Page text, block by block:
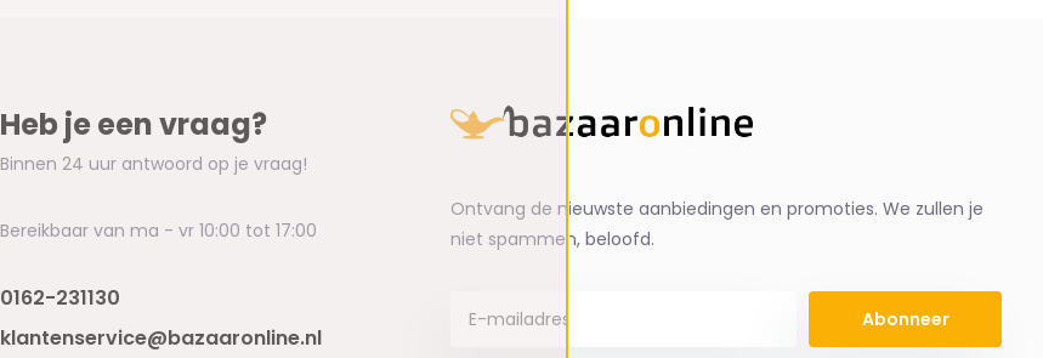
Heb je een vraag?
Binnen 24 uur antwoord op je vraag!
Bereikbaar van ma - vr 10:00 tot 17:00
0162-231130
klantenservice@bazaaronline.nl
Ontvang de nieuwste aanbiedingen en promoties. We zullen je
niet spammen, beloofd.
Abonneer